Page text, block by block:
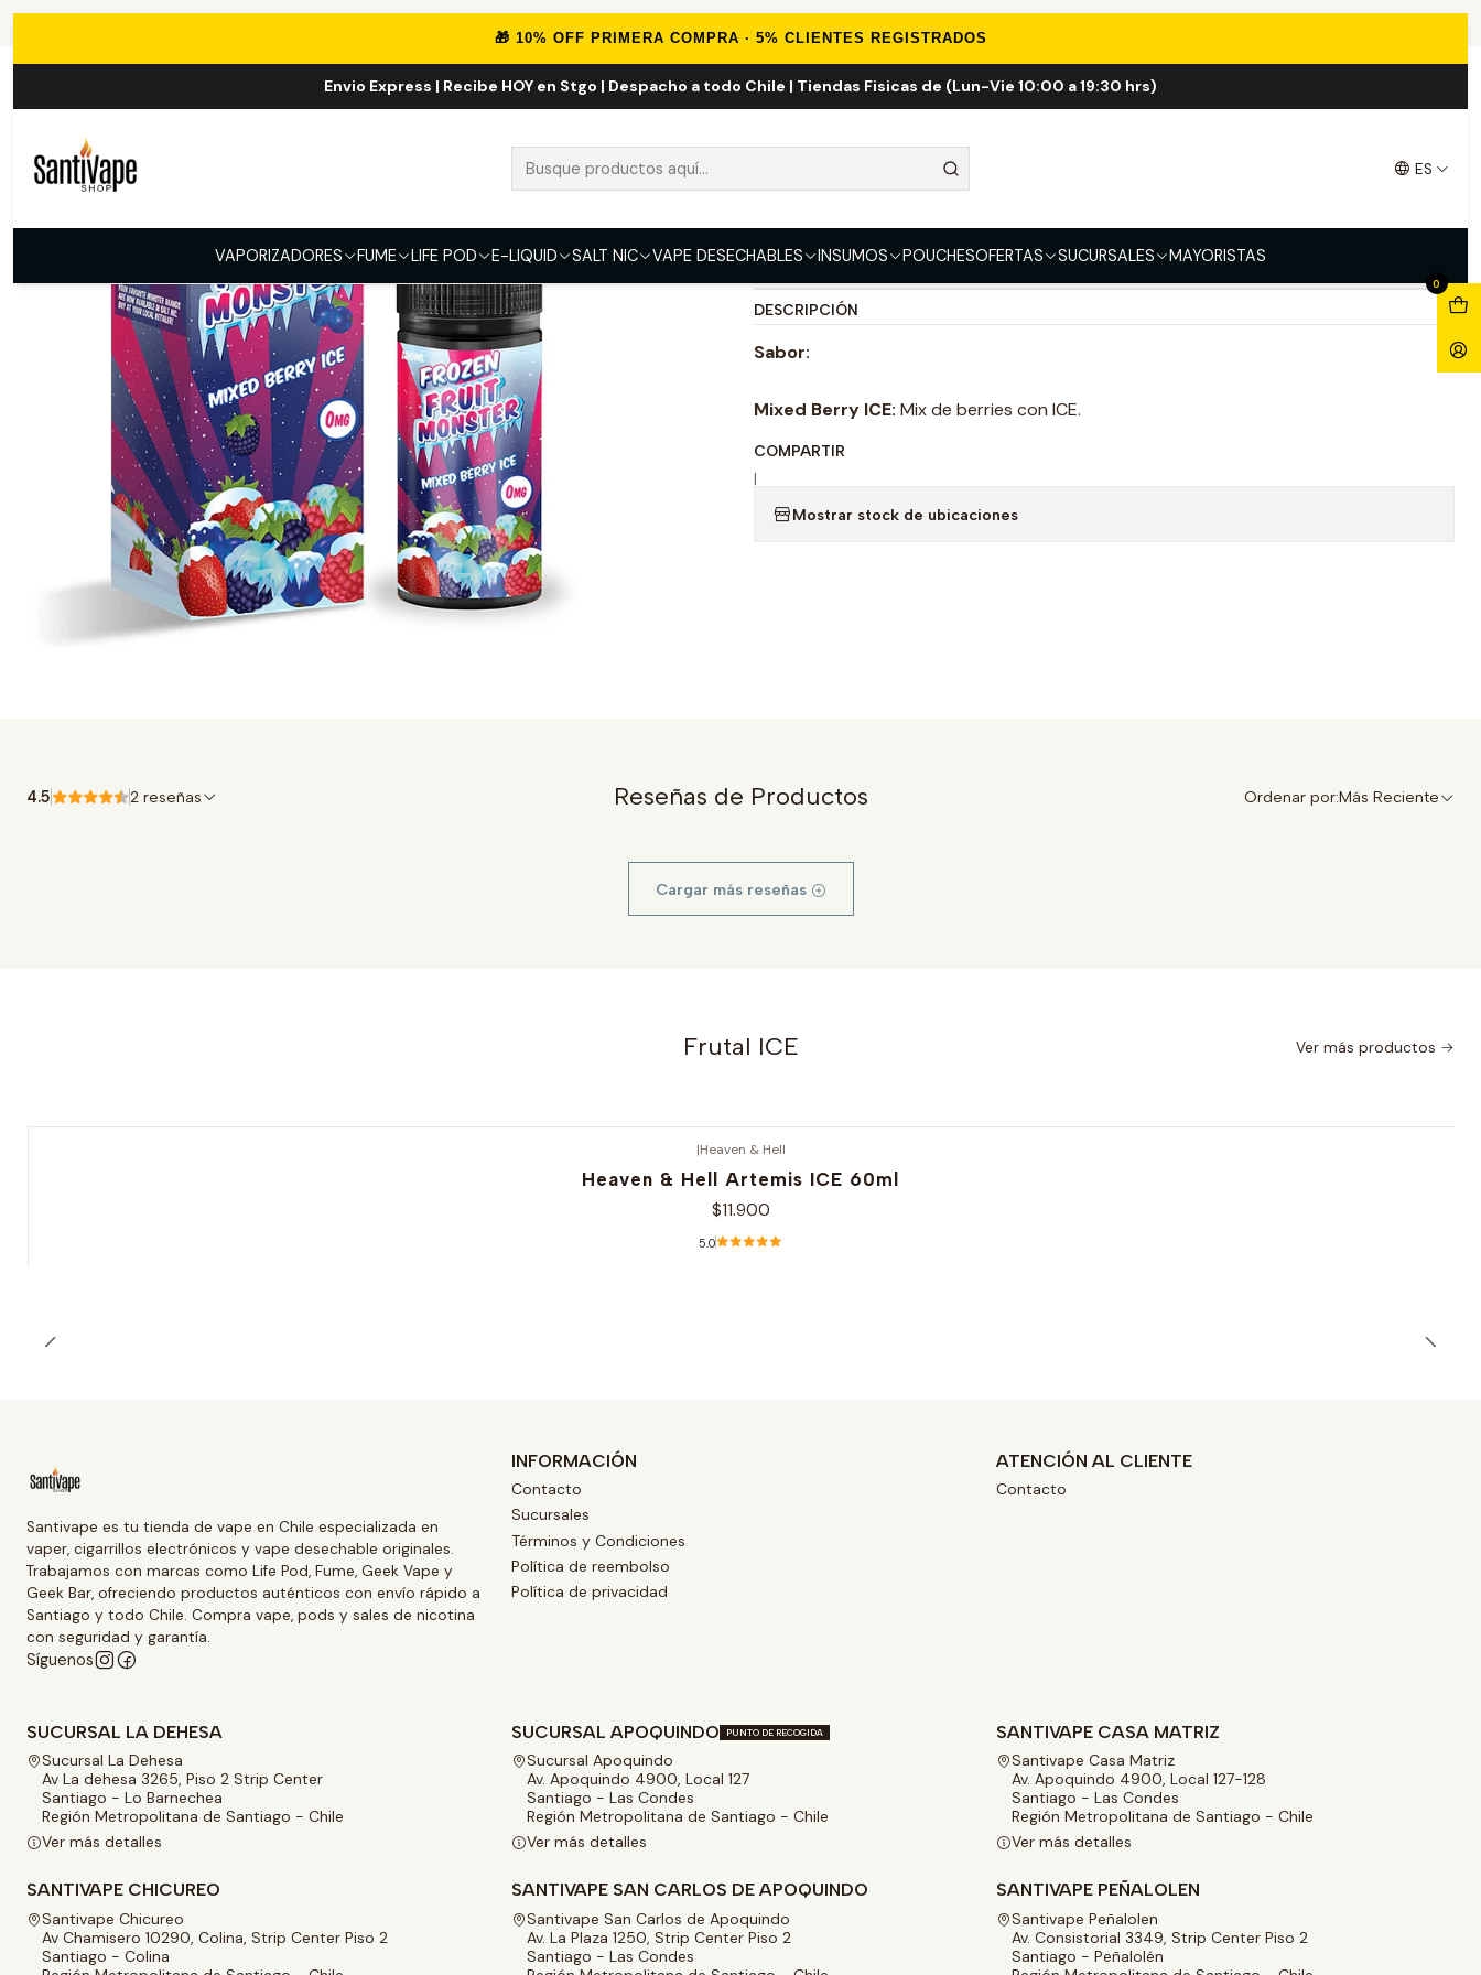
🎁 10% OFF PRIMERA COMPRA · 5% CLIENTES REGISTRADOS
Envio Express | Recibe HOY en Stgo | Despacho a todo Chile | Tiendas Fisicas de (Lun-Vie 10:00 a 19:30 hrs)
ES
VAPORIZADORES FUME LIFE POD E-LIQUID SALT NIC VAPE DESECHABLES INSUMOS POUCHESOFERTAS SUCURSALES MAYORISTAS
0
Frozen Mixed Berry ICE 100ml
4.5 2 reseñas
3mg 6mg
DESCRIPCIÓN
Sabor:
Mixed Berry ICE: Mix de berries con ICE.
COMPARTIR
|
Mostrar stock de ubicaciones
Reseñas de Productos
4.5 2 reseñas Ordenar por:Más Reciente
Cargar más reseñas
Frutal ICE Ver más productos
|Heaven & Hell
Heaven & Hell Artemis ICE 60ml
$11.900
5.0
Santivape es tu tienda de vape en Chile especializada en
vaper, cigarrillos electrónicos y vape desechable originales.
Trabajamos con marcas como Life Pod, Fume, Geek Vape y
Geek Bar, ofreciendo productos auténticos con envío rápido a
Santiago y todo Chile. Compra vape, pods y sales de nicotina
con seguridad y garantía.
Síguenos
INFORMACIÓN
Contacto
Sucursales
Términos y Condiciones
Política de reembolso
Política de privacidad
ATENCIÓN AL CLIENTE
Contacto
SUCURSAL LA DEHESA
Sucursal La Dehesa
Av La dehesa 3265, Piso 2 Strip Center
Santiago - Lo Barnechea
Región Metropolitana de Santiago - Chile
Ver más detalles
SUCURSAL APOQUINDO PUNTO DE RECOGIDA
Sucursal Apoquindo
Av. Apoquindo 4900, Local 127
Santiago - Las Condes
Región Metropolitana de Santiago - Chile
Ver más detalles
SANTIVAPE CASA MATRIZ
Santivape Casa Matriz
Av. Apoquindo 4900, Local 127-128
Santiago - Las Condes
Región Metropolitana de Santiago - Chile
Ver más detalles
SANTIVAPE CHICUREO
Santivape Chicureo
Av Chamisero 10290, Colina, Strip Center Piso 2
Santiago - Colina
SANTIVAPE SAN CARLOS DE APOQUINDO
Santivape San Carlos de Apoquindo
Av. La Plaza 1250, Strip Center Piso 2
Santiago - Las Condes
SANTIVAPE PEÑALOLEN
Santivape Peñalolen
Av. Consistorial 3349, Strip Center Piso 2
Santiago - Peñalolén